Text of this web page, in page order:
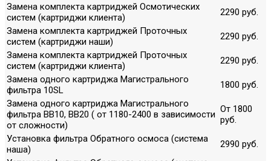
Замена комплекта картриджей Осмотических
систем (картриджи клиента)
2290 руб.
Замена комплекта картриджей Проточных
систем (картриджи наши)
2290 руб.
Замена комплекта картриджей Проточных
систем (картриджи клиента)
2290 руб.
Замена одного картриджа Магистрального
фильтра 10SL
1800 руб.
Замена одного картриджа Магистрального
фильтра ВВ10, ВВ20 ( от 1180-2400 в зависимости
от сложности)
От 1800
руб.
Установка фильтра Обратного осмоса (система
наша)
2990 руб.